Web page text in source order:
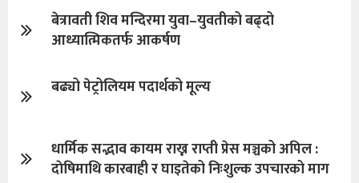
बेत्रावती शिव मन्दिरमा युवा–युवतीको बढ्दो
आध्यात्मिकतर्फ आकर्षण
बढ्यो पेट्रोलियम पदार्थको मूल्य
धार्मिक सद्भाव कायम राख्न राप्ती प्रेस मञ्चको अपिल :
दाेषिमाथि कारबाही र घाइतेको निःशुल्क उपचारको माग